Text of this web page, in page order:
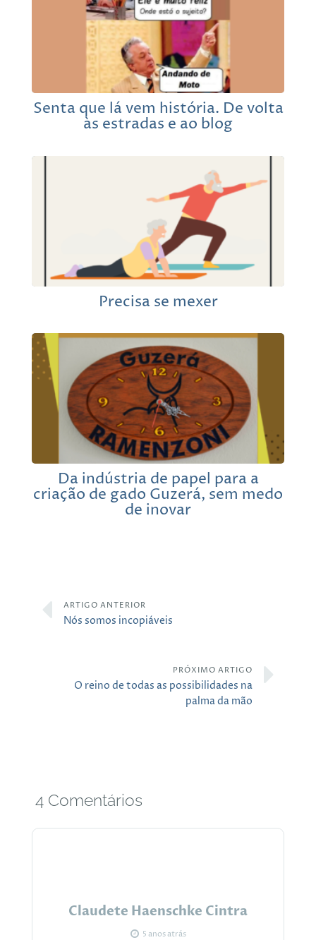
Senta que lá vem história. De volta
às estradas e ao blog
Precisa se mexer
Da indústria de papel para a
criação de gado Guzerá, sem medo
de inovar
ARTIGO ANTERIOR
Nós somos incopiáveis
PRÓXIMO ARTIGO
O reino de todas as possibilidades na
palma da mão
4 Comentários
Claudete Haenschke Cintra
5 anos atrás